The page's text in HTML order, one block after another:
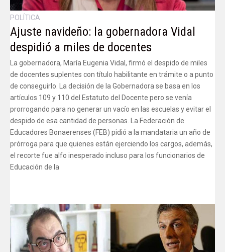
POLÍTICA
Ajuste navideño: la gobernadora Vidal
despidió a miles de docentes
La gobernadora, María Eugenia Vidal, firmó el despido de miles
de docentes suplentes con título habilitante en trámite o a punto
de conseguirlo. La decisión de la Gobernadora se basa en los
artículos 109 y 110 del Estatuto del Docente pero se venía
prorrogando para no generar un vacío en las escuelas y evitar el
despido de esa cantidad de personas. La Federación de
Educadores Bonaerenses (FEB) pidió a la mandataria un año de
prórroga para que quienes están ejerciendo los cargos, además,
el recorte fue alfo inesperado incluso para los funcionarios de
Educación de la